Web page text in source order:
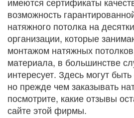
возможность
натяжного потолка на
организации, которые
монтажом натяжных
материала, в большинстве
интересует. Здесь могут
но прежде чем заказывать
посмотрите, какие отзывы
сайте этой фирмы.